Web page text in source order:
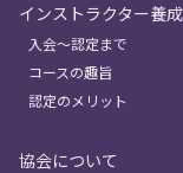
インストラクター養成
入会〜認定まで
コースの趣旨
認定のメリット
協会について